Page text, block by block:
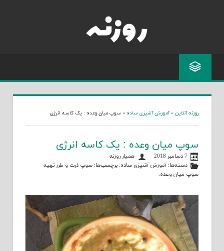
روزنه آنلاین »آموزش آشپزی ساده » سوپ میان وعده : یک کاسه انرژی
سوپ میان وعده : یک کاسه انرژی
7 دسامبر 2018
همیار روزنه
دسته‌ها:آموزش آشپزی ساده. برچسب‌ها:سوپ ذرت و طرز تهیه
سوپ میان وعده.